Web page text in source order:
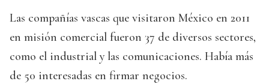
Las compañías vascas que visitaron México en 2011
en misión comercial fueron 37 de diversos sectores,
como el industrial y las comunicaciones. Había más
de 50 interesadas en firmar negocios.